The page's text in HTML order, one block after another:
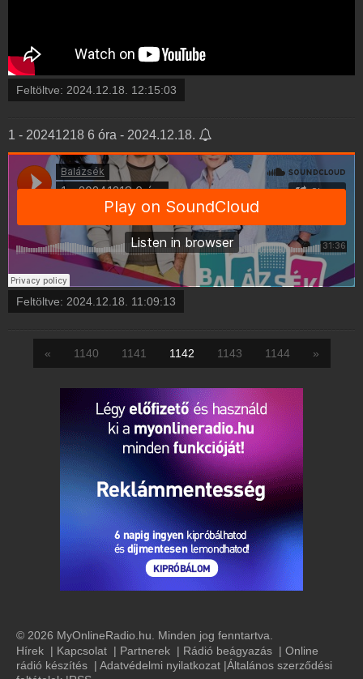
Feltöltve: 2024.12.18. 12:15:03
1 - 20241218 6 óra - 2024.12.18.
Feltöltve: 2024.12.18. 11:09:13
« 1140 1141 1142 1143 1144 »
© 2026 MyOnlineRadio.hu. Minden jog fenntartva.
Hírek | Kapcsolat | Partnerek | Rádió beágyazás | Online
rádió készítés | Adatvédelmi nyilatkozat |Általános szerződési